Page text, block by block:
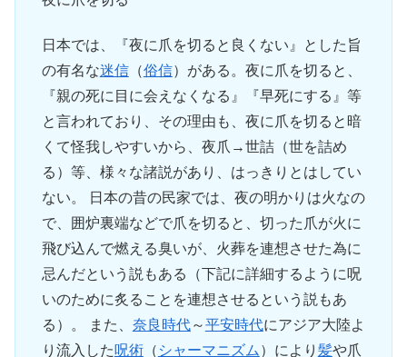
日本では、『夜に爪を切ると良くない』とした旨
の有名な迷信（俗信）がある。夜に爪を切ると、
『親の死に目に会えなくなる』『早死にする』等
と言われており、その理由も、夜に爪を切ると暗
くて怪我しやすいから、夜爪→世詰（世を詰め
る）等、様々な諸説があり、はっきりとはしてい
ない。 日本の昔の民家では、夜の明かりは火なの
で、囲炉裏端などで爪を切ると、切った爪が火に
飛び込んで燃える臭いが、火葬を連想させた為に
忌んだという説もある（下記に詳細するように呪
いのために炙ることを連想させるという説もあ
る）。 また、 奈良時代～平安時代にアジア大陸よ
り流入した 呪術（ シャーマニズム ）により 髪や爪